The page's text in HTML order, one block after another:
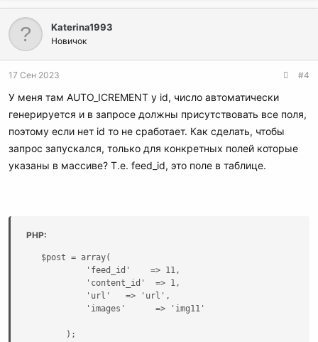
Katerina1993
Новичок
17 Сен 2023 #4
У меня там AUTO_ICREMENT у id, число автоматически
генерируется и в запросе должны присутствовать все поля,
поэтому если нет id то не сработает. Как сделать, чтобы
запрос запускался, только для конкретных полей которые
указаны в массиве? Т.е. feed_id, это поле в таблице.
PHP:
   $post = array(
            'feed_id'    => 11,
            'content_id'  => 1,
            'url'   => 'url',
            'images'      => 'img11'
        );